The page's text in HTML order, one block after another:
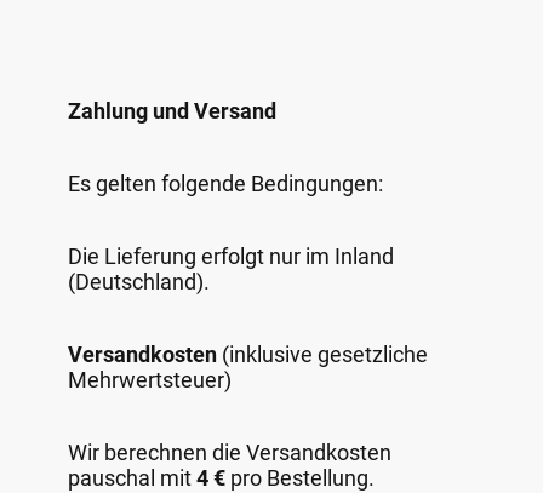
Zahlung und Versand
Es gelten folgende Bedingungen:
Die Lieferung erfolgt nur im Inland
(Deutschland).
Versandkosten (inklusive gesetzliche
Mehrwertsteuer)
Wir berechnen die Versandkosten
pauschal mit4 € pro Bestellung.